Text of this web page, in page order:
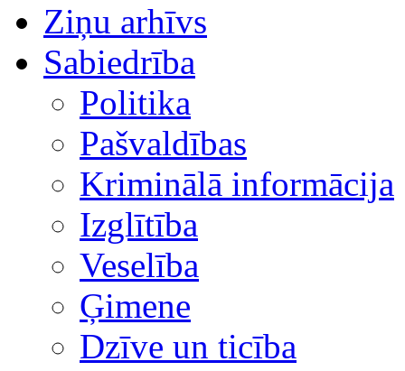
Ziņu arhīvs
Sabiedrība
Politika
Pašvaldības
Kriminālā informācija
Izglītība
Veselība
Ģimene
Dzīve un ticība